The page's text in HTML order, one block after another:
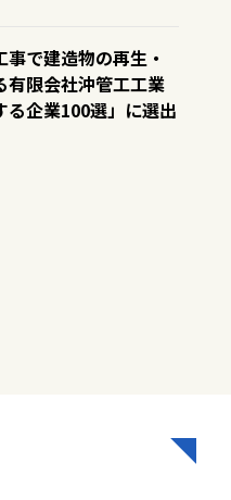
で建造物の再生・
有限会社沖管工工業
る企業100選」に選出